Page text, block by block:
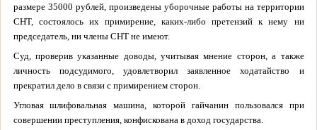
размере 35000 рублей, произведены уборочные работы на территории
СНТ, состоялось их примирение, каких-либо претензий к нему ни
председатель, ни члены СНТ не имеют.
Суд, проверив указанные доводы, учитывая мнение сторон, а также
личность подсудимого, удовлетворил заявленное ходатайство и
прекратил дело в связи с примирением сторон.
Угловая шлифовальная машина, которой гайчанин пользовался при
совершении преступления, конфискована в доход государства.